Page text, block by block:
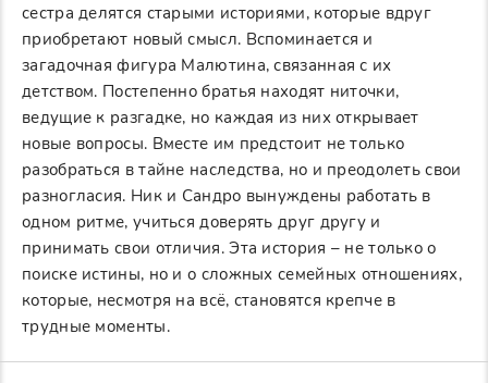
сестра делятся старыми историями, которые вдруг
приобретают новый смысл. Вспоминается и
загадочная фигура Малютина, связанная с их
детством. Постепенно братья находят ниточки,
ведущие к разгадке, но каждая из них открывает
новые вопросы. Вместе им предстоит не только
разобраться в тайне наследства, но и преодолеть свои
разногласия. Ник и Сандро вынуждены работать в
одном ритме, учиться доверять друг другу и
принимать свои отличия. Эта история – не только о
поиске истины, но и о сложных семейных отношениях,
которые, несмотря на всё, становятся крепче в
трудные моменты.